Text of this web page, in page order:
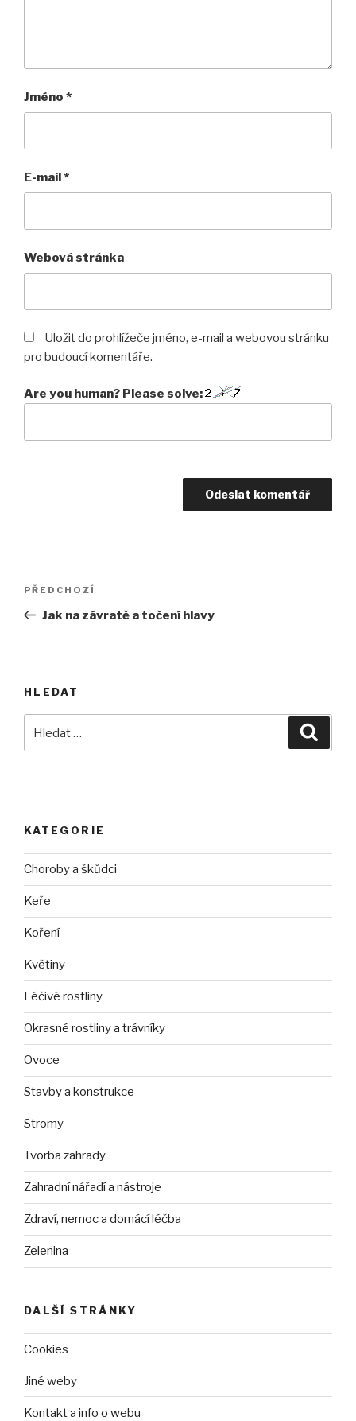
Jméno *
E-mail*
Webová stránka
Uložit do prohlížeče jméno, e-mail a webovou stránku
pro budoucí komentáře.
Are you human? Please solve:
Navigace
příspěvek
Předchozí
příspěvek
PŘEDCHOZÍ
Jak na závratě a točení hlavy
HLEDAT
KATEGORIE
Choroby a škůdci
Keře
Koření
Květiny
Léčivé rostliny
Okrasné rostliny a trávníky
Ovoce
Stavby a konstrukce
Stromy
Tvorba zahrady
Zahradní nářadí a nástroje
Zdraví, nemoc a domácí léčba
Zelenina
DALŠÍ STRÁNKY
Cookies
Jiné weby
Kontakt a info o webu